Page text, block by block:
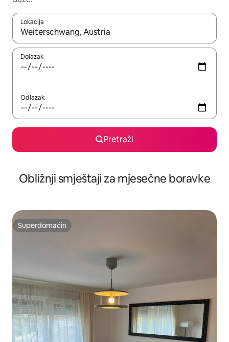
Lokacija
Kad rezultati budu dostupni, krećite se gore i dolje pomoću
Dolazak
Odlazak
Pretraži
Obližnji smještaji za mjesečne boravke
Superdomaćin
Superdomaćin